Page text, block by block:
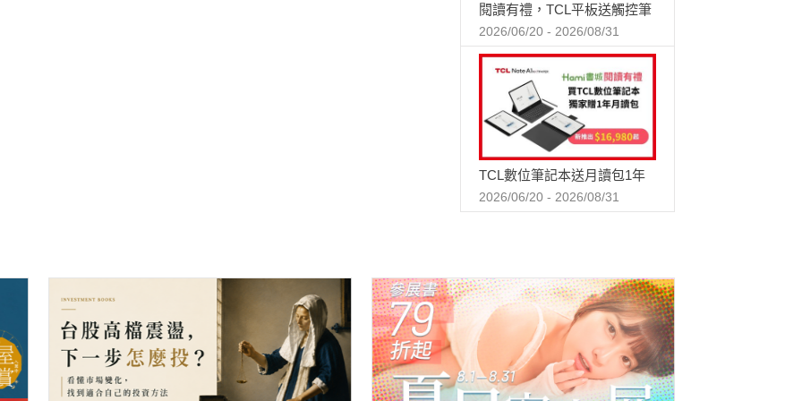
閱讀有禮，TCL平板送觸控筆
2026/06/20 - 2026/08/31
TCL數位筆記本送月讀包1年
2026/06/20 - 2026/08/31